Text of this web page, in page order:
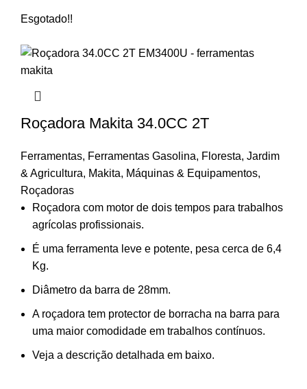
Esgotado!!
Roçadora Makita 34.0CC 2T
Ferramentas, Ferramentas Gasolina, Floresta, Jardim
& Agricultura, Makita, Máquinas & Equipamentos,
Roçadoras
Roçadora com motor de dois tempos para trabalhos
agrícolas profissionais.
É uma ferramenta leve e potente, pesa cerca de 6,4
Kg.
Diâmetro da barra de 28mm.
A roçadora tem protector de borracha na barra para
uma maior comodidade em trabalhos contínuos.
Veja a descrição detalhada em baixo.